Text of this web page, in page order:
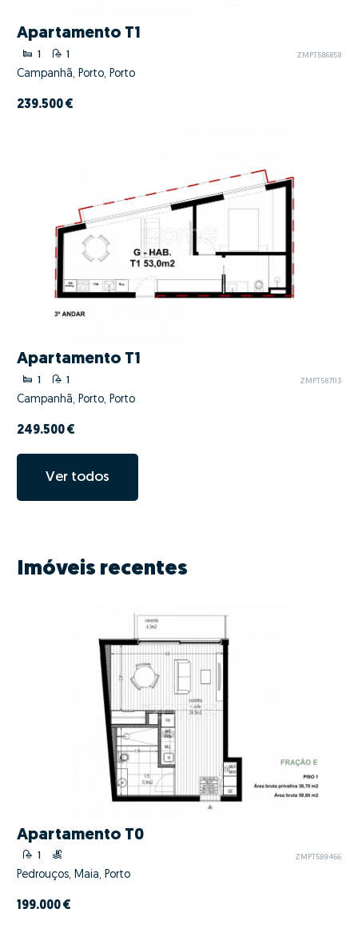
Apartamento T1
1 1 ZMPT586858
Campanhã, Porto, Porto
239.500 €
Apartamento T1
1 1 ZMPT587113
Campanhã, Porto, Porto
249.500 €
Ver todos
Imóveis recentes
Apartamento T0
ZMPT589466
Pedrouços, Maia, Porto
199.000 €